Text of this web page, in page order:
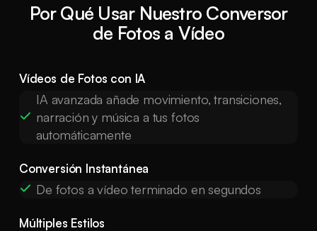
Por Qué Usar Nuestro Conversor
de Fotos a Vídeo
Vídeos de Fotos con IA
IA avanzada añade movimiento, transiciones,
narración y música a tus fotos
automáticamente
Conversión Instantánea
De fotos a vídeo terminado en segundos
Múltiples Estilos